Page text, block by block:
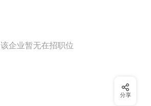
该企业暂无在招职位
分享